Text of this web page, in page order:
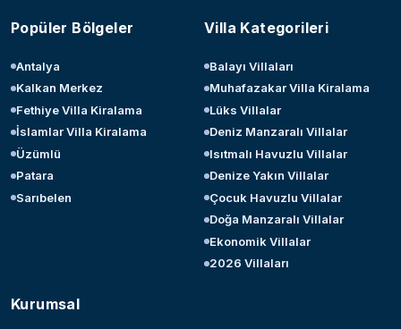
Popüler Bölgeler
Antalya
Kalkan Merkez
Fethiye Villa Kiralama
İslamlar Villa Kiralama
Üzümlü
Patara
Sarıbelen
Villa Kategorileri
Balayı Villaları
Muhafazakar Villa Kiralama
Lüks Villalar
Deniz Manzaralı Villalar
Isıtmalı Havuzlu Villalar
Denize Yakın Villalar
Çocuk Havuzlu Villalar
Doğa Manzaralı Villalar
Ekonomik Villalar
2026 Villaları
Kurumsal